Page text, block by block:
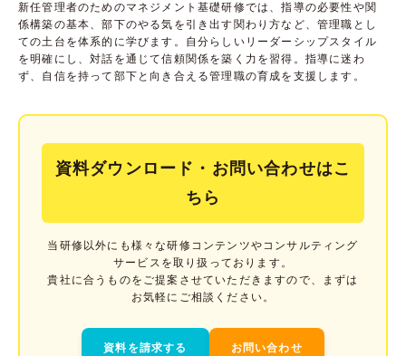
新任管理者のためのマネジメント基礎研修では、指導の必要性や関
係構築の基本、部下のやる気を引き出す関わり方など、管理職とし
ての土台を体系的に学びます。自分らしいリーダーシップスタイル
を明確にし、対話を通じて信頼関係を築く力を習得。指導に迷わ
ず、自信を持って部下と向き合える管理職の育成を支援します。
資料ダウンロード・お問い合わせはこ
ちら
当研修以外にも様々な研修コンテンツやコンサルティング
サービスを取り扱っております。
貴社に合うものをご提案させていただきますので、まずは
お気軽にご相談ください。
資料を請求する お問い合わせ